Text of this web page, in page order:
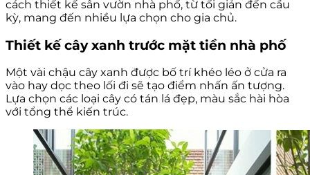
cách thiết kế sân vườn nhà phố, từ tối giản đến cầu
kỳ, mang đến nhiều lựa chọn cho gia chủ.
Thiết kế cây xanh trước mặt tiền nhà phố
Một vài chậu cây xanh được bố trí khéo léo ở cửa ra
vào hay dọc theo lối đi sẽ tạo điểm nhấn ấn tượng.
Lựa chọn các loại cây có tán lá đẹp, màu sắc hài hòa
với tổng thể kiến trúc.